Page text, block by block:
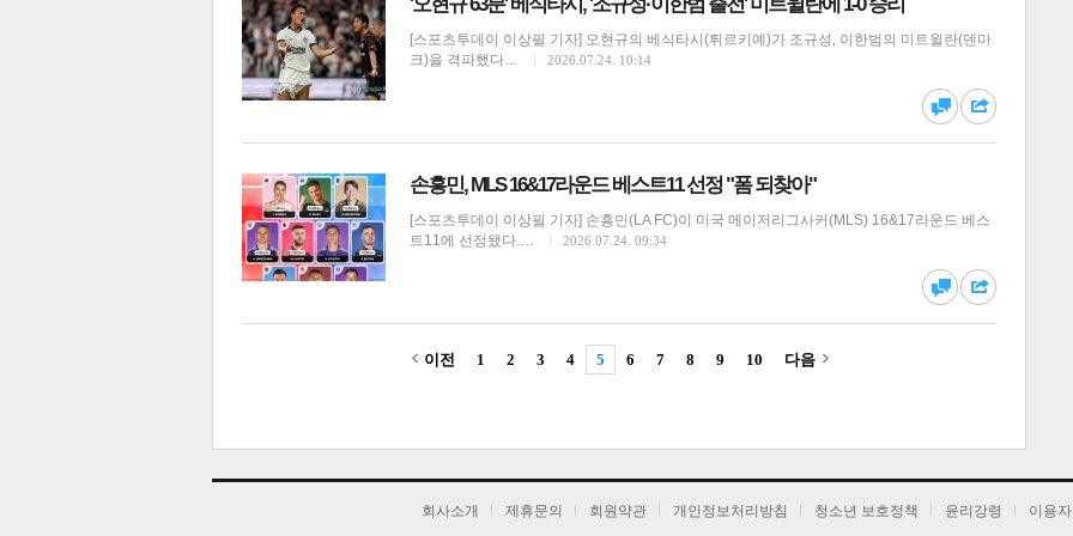
댓글 공유
댓글 공유
댓글 공유
[스포츠투데이 이상필 기자] 오현규의 베식타시(튀르키예)가 조규성, 이한범의 미트윌란(덴마
크)을 격파했다…
2026.07.24. 10:14
손흥민, MLS 16&17라운드 베스트11 선정 "폼 되찾아"
[스포츠투데이 이상필 기자] 손흥민(LA FC)이 미국 메이저리그사커(MLS) 16&17라운드 베스
트11에 선정됐다.…
2026.07.24. 09:34
이전 1 2 3 4 5 6 7 8 9 10 다음
회사소개 제휴문의 회원약관 개인정보처리방침 청소년 보호정책 윤리강령 이용